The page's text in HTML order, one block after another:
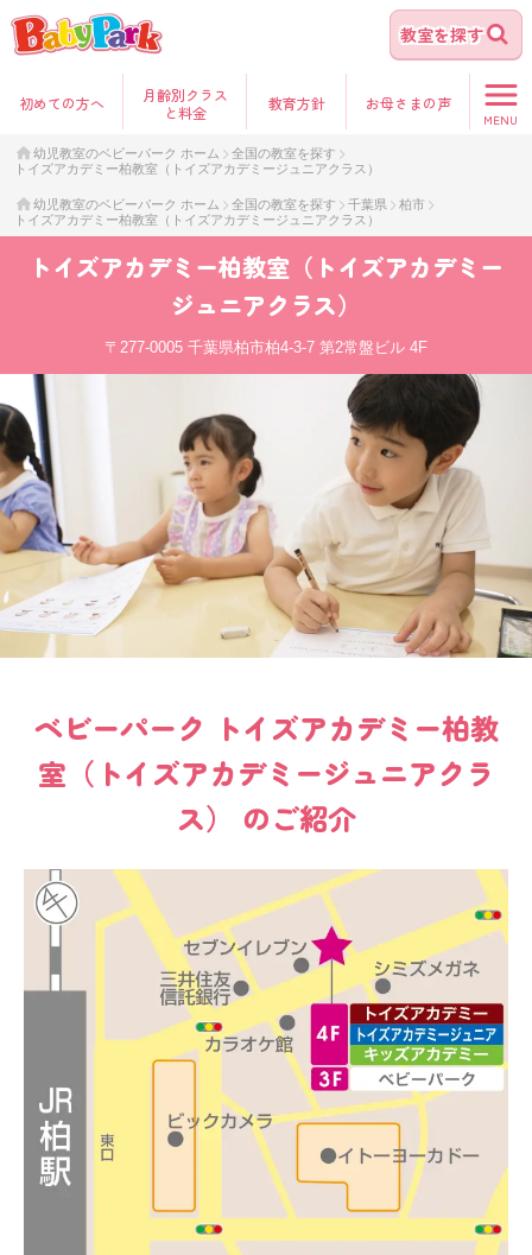
教室を探す
初めての方へ
月齢別クラス
と料金
教育方針 お母さまの声
MENU
幼児教室のベビーパーク ホーム
全国の教室を探す
トイズアカデミー柏教室（トイズアカデミージュニアクラス）
幼児教室のベビーパーク ホーム 全国の教室を探す 千葉県
柏市
トイズアカデミー柏教室（トイズアカデミージュニアクラス）
トイズアカデミー柏教室（トイズアカデミー
ジュニアクラス）
〒277-0005 千葉県柏市柏4-3-7 第2常盤ビル 4F
ベビーパーク トイズアカデミー柏教
室（トイズアカデミージュニアクラ
ス）
のご紹介